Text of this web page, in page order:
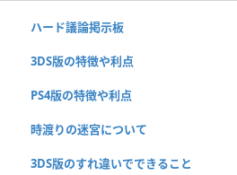
ハード議論掲示板
3DS版の特徴や利点
PS4版の特徴や利点
時渡りの迷宮について
3DS版のすれ違いでできること